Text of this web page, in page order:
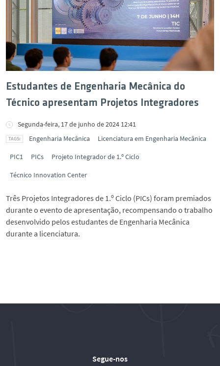
Estudantes de Engenharia Mecânica do
Técnico apresentam Projetos Integradores
Segunda-feira, 17 de junho de 2024 12:41
Engenharia Mecânica
Licenciatura em Engenharia Mecânica
PIC1 PICs Projeto Integrador de 1.º Ciclo
Técnico Innovation Center
Três Projetos Integradores de 1.º Ciclo (PICs) foram premiados
durante o evento de apresentação, recompensando o trabalho
desenvolvido pelos estudantes de Engenharia Mecânica
durante a licenciatura.
Segue-nos